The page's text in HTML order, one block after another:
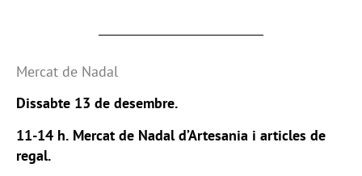
Mercat de Nadal
Dissabte 13 de desembre.
11-14 h. Mercat de Nadal d’Artesania i articles de
regal.